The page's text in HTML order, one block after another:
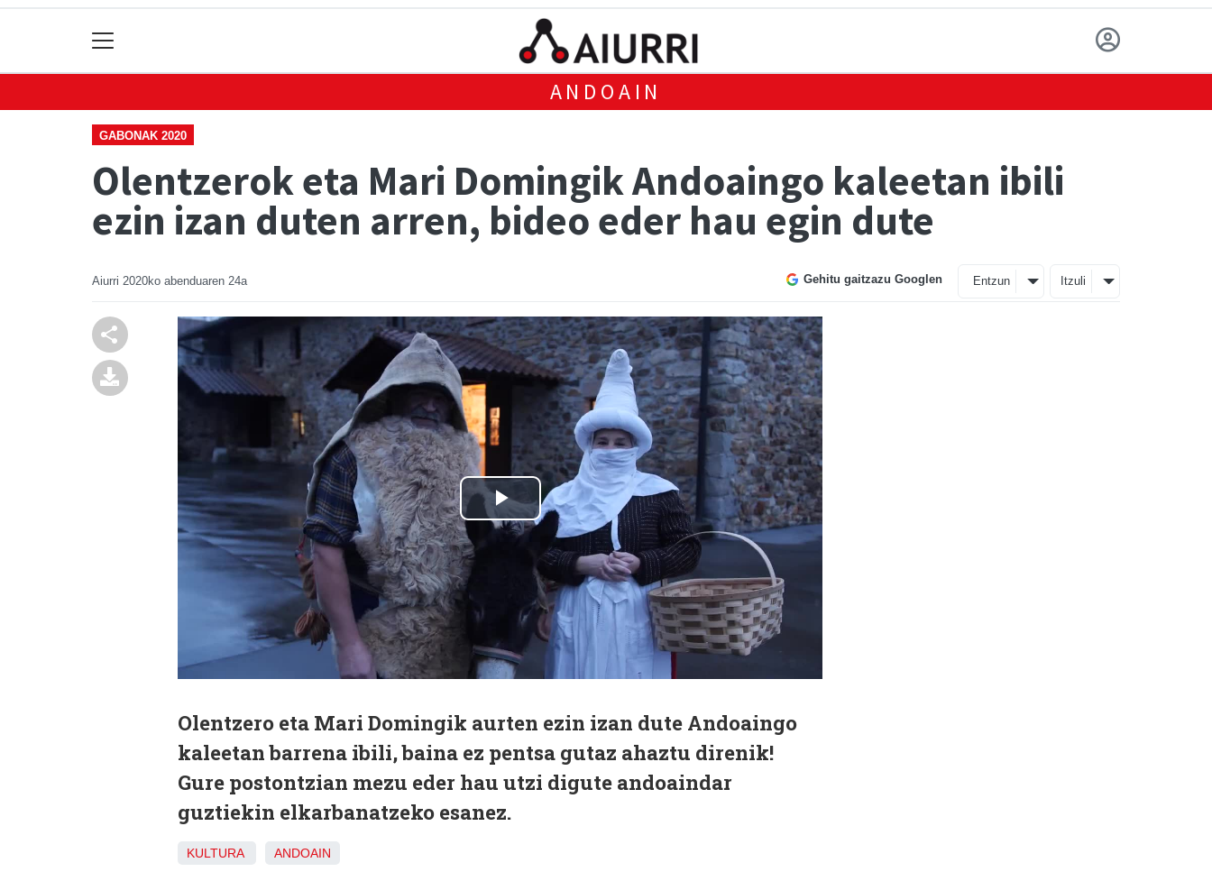
ANDOAIN
GABONAK 2020
Olentzerok eta Mari Domingik Andoaingo kaleetan ibili
ezin izan duten arren, bideo eder hau egin dute
Aiurri 2020ko abenduaren 24a Gehitu gaitzazu Googlen Entzun Itzuli
Olentzero eta Mari Domingik aurten ezin izan dute Andoaingo
kaleetan barrena ibili, baina ez pentsa gutaz ahaztu direnik!
Gure postontzian mezu eder hau utzi digute andoaindar
guztiekin elkarbanatzeko esanez.
KULTURA ANDOAIN